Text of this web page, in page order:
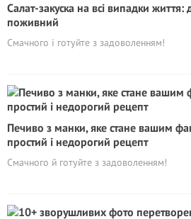
Салат-закуска на всі випадки життя:
поживний
Смачного і готуйте з задоволенням!
Печиво з манки, яке стане вашим
простий і недорогий рецепт
Смачного й готуйте з задоволенням!